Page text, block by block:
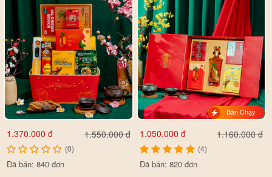
1.370.000 đ 1.550.000 đ
(0)
Đã bán: 840 đơn
Bán Chạy
1.050.000 đ 1.160.000 đ
(4)
Đã bán: 820 đơn